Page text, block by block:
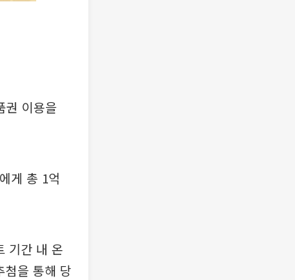
권 이용을
게 총 1억
기간 내 온
첨을 통해 당